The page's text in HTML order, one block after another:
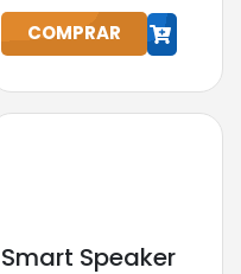
h
COMPRAR
Smart Speaker